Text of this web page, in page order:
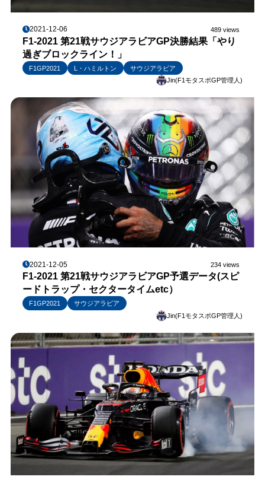
2021-12-06 489 views
F1-2021 第21戦サウジアラビアGP決勝結果「やり
過ぎブロックライン！」
F1GP2021 L・ハミルトン
サウジアラビア
Jin(F1モタスポGP管理人)
2021-12-05 234 views
F1-2021 第21戦サウジアラビアGP予選データ(スピ
ードトラップ・セクタータイムetc）
F1GP2021
サウジアラビア
Jin(F1モタスポGP管理人)